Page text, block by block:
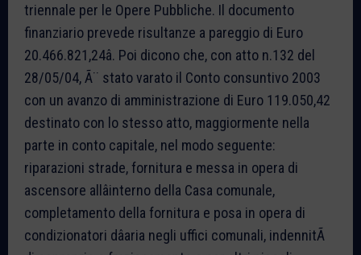
triennale per le Opere Pubbliche. Il documento
finanziario prevede risultanze a pareggio di Euro
20.466.821,24â. Poi dicono che, con atto n.132 del
28/05/04, Ã¨ stato varato il Conto consuntivo 2003
con un avanzo di amministrazione di Euro 119.050,42
destinato con lo stesso atto, maggiormente nella
parte in conto capitale, nel modo seguente:
riparazioni strade, fornitura e messa in opera di
ascensore allâinterno della Casa comunale,
completamento della fornitura e posa in opera di
condizionatori dâaria negli uffici comunali, indennitÃ